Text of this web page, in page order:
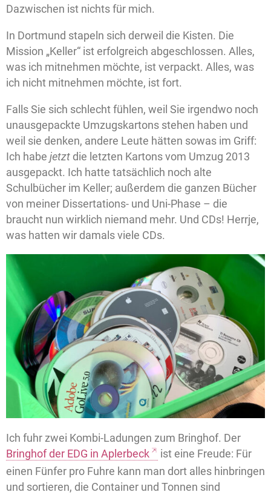
Dazwischen ist nichts für mich.
In Dortmund stapeln sich derweil die Kisten. Die
Mission „Keller“ ist erfolgreich abgeschlossen. Alles,
was ich mitnehmen möchte, ist verpackt. Alles, was
ich nicht mitnehmen möchte, ist fort.
Falls Sie sich schlecht fühlen, weil Sie irgendwo noch
unausgepackte Umzugskartons stehen haben und
weil sie denken, andere Leute hätten sowas im Griff:
Ich habe jetzt die letzten Kartons vom Umzug 2013
ausgepackt. Ich hatte tatsächlich noch alte
Schulbücher im Keller; außerdem die ganzen Bücher
von meiner Dissertations- und Uni-Phase – die
braucht nun wirklich niemand mehr. Und CDs! Herrje,
was hatten wir damals viele CDs.
Ich fuhr zwei Kombi-Ladungen zum Bringhof. Der
Bringhof der EDG in Aplerbeck
ist eine Freude: Für
einen Fünfer pro Fuhre kann man dort alles hinbringen
und sortieren, die Container und Tonnen sind